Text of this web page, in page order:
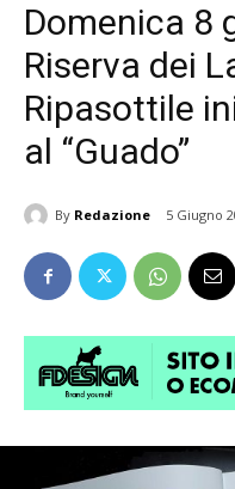
Domenica 8
Riserva dei
Ripasottile
al “Guado”
By Redazione 5 Giugno